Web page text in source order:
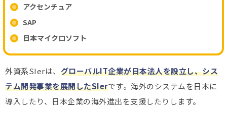
アクセンチュア
SAP
日本マイクロソフト
外資系SIerは、 グローバルIT企業が日本法人を設立し、シス
テム開発事業を展開したSIerです。海外のシステムを日本に
導入したり、日本企業の海外進出を支援したりします。